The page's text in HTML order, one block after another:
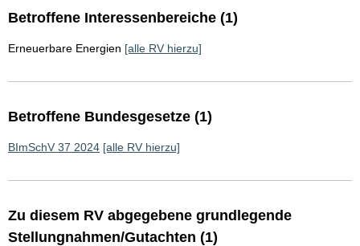
Betroffene Interessenbereiche (1)
Erneuerbare Energien [alle RV hierzu]
Betroffene Bundesgesetze (1)
BImSchV 37 2024 [alle RV hierzu]
Zu diesem RV abgegebene grundlegende
Stellungnahmen/Gutachten (1)